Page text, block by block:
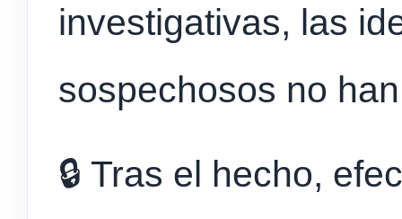
investigativas, las
sospechosos no
🔒 Tras el hecho,